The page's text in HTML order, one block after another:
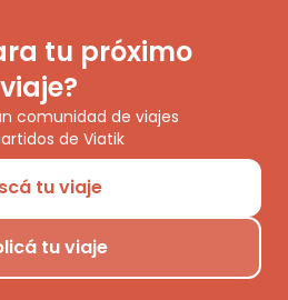
tu próximo
viaje?
comunidad de viajes
de Viatik
tu viaje
tu viaje